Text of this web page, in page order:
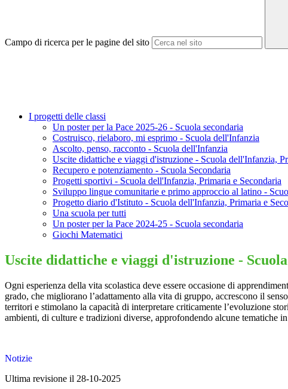
Campo di ricerca per le pagine del sito
I progetti delle classi
Un poster per la Pace 2025-26 - Scuola secondaria
Costruisco, rielaboro, mi esprimo - Scuola dell'Infanzia
Ascolto, penso, racconto - Scuola dell'Infanzia
Uscite didattiche e viaggi d'istruzione - Scuola dell'Infanzia,
Recupero e potenziamento - Scuola Secondaria
Progetti sportivi - Scuola dell'Infanzia, Primaria e Secondaria
Sviluppo lingue comunitarie e primo approccio al latino -
Progetto diario d'Istituto - Scuola dell'Infanzia, Primaria e
Una scuola per tutti
Un poster per la Pace 2024-25 - Scuola secondaria
Giochi Matematici
Uscite didattiche e viaggi d'istruzione -
Ogni esperienza della vita scolastica deve essere occasione di
grado, che migliorano l’adattamento alla vita di gruppo, accrescono il
territori e stimolano la capacità di interpretare criticamente l’evoluzione
ambienti, di culture e tradizioni diverse, approfondendo alcune tematiche
Notizie
Ultima revisione il 28-10-2025